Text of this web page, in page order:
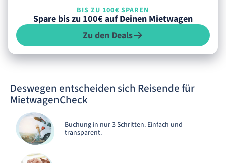
BIS ZU 100€ SPAREN
Spare bis zu 100€ auf Deinen Mietwagen
Zu den Deals
Deswegen entscheiden sich Reisende für
MietwagenCheck
Buchung in nur 3 Schritten. Einfach und
transparent.